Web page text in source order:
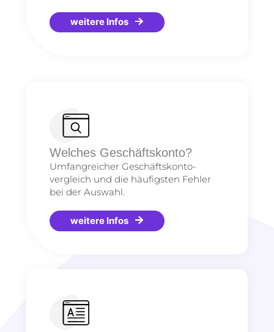
weitere Infos
Welches Geschäftskonto?
Umfangreicher Geschäftskonto-
vergleich und die häufigsten Fehler
bei der Auswahl.
weitere Infos